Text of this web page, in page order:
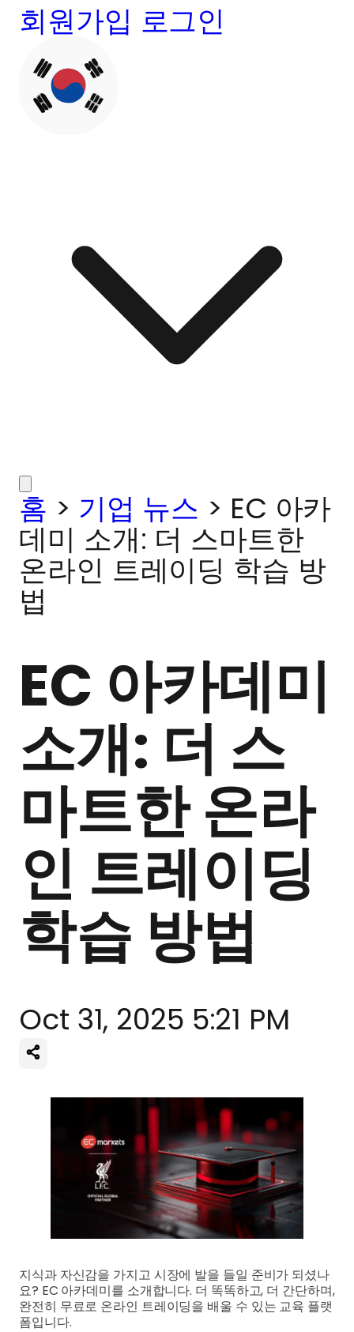
회원가입 로그인
홈 > 기업 뉴스 > EC 아카
데미 소개: 더 스마트한
온라인 트레이딩 학습 방
법
EC 아카데미
소개: 더 스
마트한 온라
인 트레이딩
학습 방법
Oct 31, 2025 5:21 PM
지식과 자신감을 가지고 시장에 발을 들일 준비가 되셨나
요? EC 아카데미를 소개합니다. 더 똑똑하고, 더 간단하며,
완전히 무료로 온라인 트레이딩을 배울 수 있는 교육 플랫
폼입니다.